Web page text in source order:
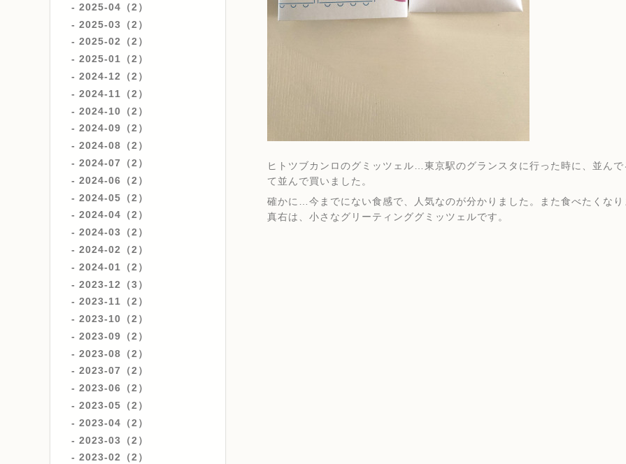
2025-04（2）
2025-03（2）
2025-02（2）
2025-01（2）
2024-12（2）
2024-11（2）
2024-10（2）
2024-09（2）
2024-08（2）
2024-07（2）
2024-06（2）
2024-05（2）
2024-04（2）
2024-03（2）
2024-02（2）
2024-01（2）
2023-12（3）
2023-11（2）
2023-10（2）
2023-09（2）
2023-08（2）
2023-07（2）
2023-06（2）
2023-05（2）
2023-04（2）
2023-03（2）
2023-02（2）
ヒトツブカンロのグミッツェル…東京駅のグランスタに行った時に、並ん
て並んで買いました。
確かに…今までにない食感で、人気なのが分かりました。また食べたくな
真右は、小さなグリーティンググミッツェルです。